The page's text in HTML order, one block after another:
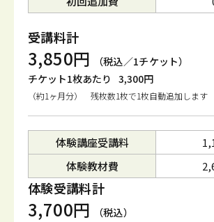
受講料計
3,850円
（税込／1チケット）
チケット1枚あたり 3,300円
（約1ヶ月分） 残枚数1枚で1枚自動追加します
体験講座受講料
体験教材費
体験受講料計
3,700円 （税込）